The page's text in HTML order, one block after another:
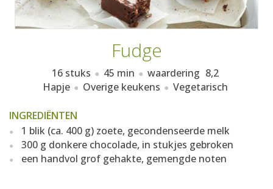
Fudge
16 stuks 45 min waardering 8,2
Hapje
Overige keukens Vegetarisch
INGREDIËNTEN
1 blik (ca. 400 g) zoete, gecondenseerde melk
300 g donkere chocolade, in stukjes gebroken
een handvol grof gehakte, gemengde noten